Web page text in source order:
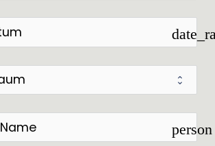
person